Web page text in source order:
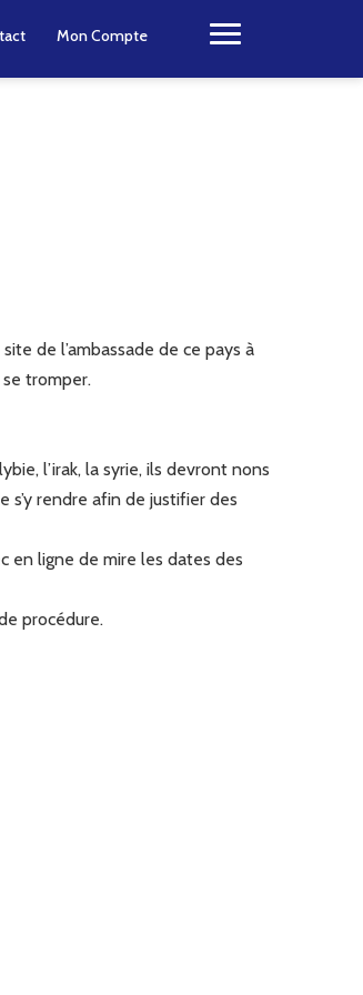
Mon Compte
de l’ambassade de ce pays à
tromper.
l’irak, la syrie, ils devront nons
s’y rendre afin de justifier des
en ligne de mire les dates des
procédure.